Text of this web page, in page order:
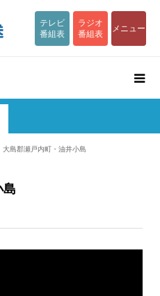
テレビ
番組表
ラジオ
番組表
メニュー
大島郡瀬戸内町・油井小島